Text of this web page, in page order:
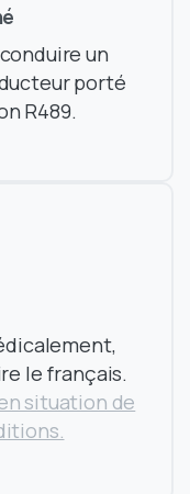
un
porté
R489.
le français.
situation de